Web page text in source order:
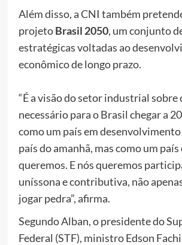
Além disso, a CNI também
projetoBrasil 2050, um conjunto
estratégicas voltadas ao
econômico de longo prazo.
“É a visão do setor industrial sobre
necessário para o Brasil chegar a
como um país em
país do amanhã, mas como um país
queremos. E nós queremos
uníssona e contributiva, não
jogar pedra”, afirma.
Segundo Alban, o presidente do
Federal (STF), ministro Edson